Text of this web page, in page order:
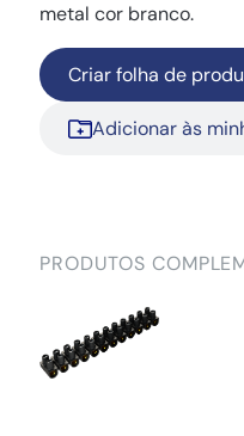
metal cor branco.
Criar folha de
Adicionar às
PRODUTOS